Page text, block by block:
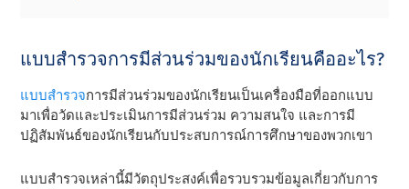
แบบสํารวจการมีส่วนร่วมของนักเรียนคืออะไร?
แบบสํารวจการมีส่วนร่วมของนักเรียนเป็นเครื่องมือที่ออกแบบ
มาเพื่อวัดและประเมินการมีส่วนร่วม ความสนใจ และการมี
ปฏิสัมพันธ์ของนักเรียนกับประสบการณ์การศึกษาของพวกเขา
แบบสํารวจเหล่านี้มีวัตถุประสงค์เพื่อรวบรวมข้อมูลเกี่ยวกับการ